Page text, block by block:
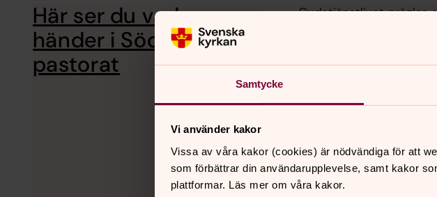
Samtycke
Vi använder kakor
Vissa av våra kakor (cookies) är nödvändiga för att
som förbättrar din användarupplevelse, samt kakor
plattformar. Läs mer om våra kakor.
Här ser du vad som
händer i Södra Ölands
pastorat
Gudstjänstlivet präglas
orgelmusik och